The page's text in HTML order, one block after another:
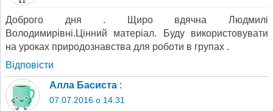
Доброго дня . Щиро вдячна Людмилі
Володимирівні.Цінний матеріал. Буду використовувати
на уроках природознавства для роботи в групах .
Відповіcти
Алла Басиста :
07.07.2016 о 14:31